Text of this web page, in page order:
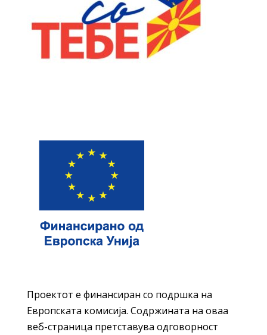
Проектот е финансиран со подршка на
Европската комисија. Содржината на оваа
веб-страница претставува одговорност